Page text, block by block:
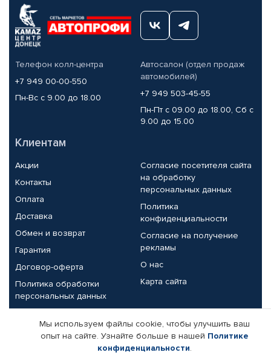
Телефон колл-центра
+7 949 00-00-550
Пн-Вс с 9.00 до 18.00
Автосалон (отдел продаж
автомобилей)
+7 949 503-45-55
Пн-Пт с 09.00 до 18.00, Сб с
9.00 до 15.00
Клиентам
Акции
Контакты
Оплата
Доставка
Обмен и возврат
Гарантия
Договор-оферта
Политика обработки
персональных данных
Согласие посетителя сайта
на обработку
персональных данных
Политика
конфиденциальности
Согласие на получение
рекламы
О нас
Карта сайта
Партнерам
Корпоративным клиентам
Реквизиты компании
Мы используем файлы cookie, чтобы улучшить ваш
опыт на сайте. Узнайте больше в нашей Политике
конфиденциальности.